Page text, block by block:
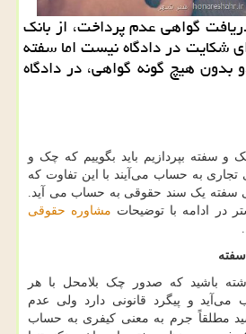
گواهی عدم پرداخت، از بانك
شكایت در دادگاه نیست اما سفته
هیچ گونه گواهی، در دادگاه
و سفته بپردازیم باید بگوییم که چک و
به حساب می‌آیند با این تفاوت که
سفته یک سند حقوقی به حساب می آید.
در ادامه با توضیحات مشاوره حقوقی
باشید که صدور چک بلامحل با هر
و پیگرد قانونی دارد ولی عدم
مطلقاً جرم به معنی کیفری به حساب